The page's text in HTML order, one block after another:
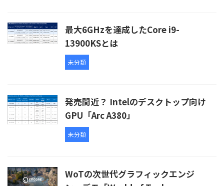
最大6GHzを達成したCore i9-
13900KSとは
未分類
発売間近？ Intelのデスクトップ向け
GPU「Arc A380」
未分類
WoTの次世代グラフィックエンジ